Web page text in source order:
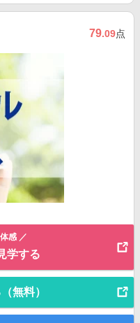
79.09点
感 ／
学する
無料）